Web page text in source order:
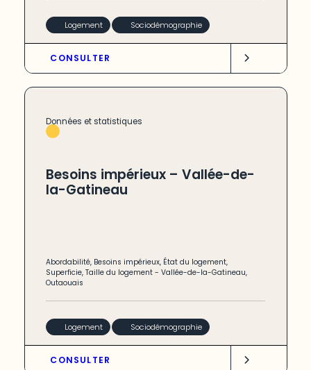
Logement Sociodémographie
CONSULTER
Données et statistiques
Besoins impérieux – Vallée-de-
la-Gatineau
Abordabilité, Besoins impérieux, État du logement,
Superficie,Taille du logement -Vallée-de-la-Gatineau,
Outaouais
Logement Sociodémographie
CONSULTER